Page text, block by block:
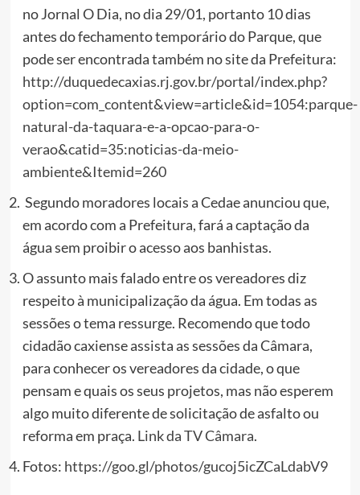
no Jornal O Dia, no dia 29/01, portanto 10 dias
antes do fechamento temporário do Parque, que
pode ser encontrada também no site da Prefeitura:
http://duquedecaxias.rj.gov.br/portal/index.php?
option=com_content&view=article&id=1054:parque-
natural-da-taquara-e-a-opcao-para-o-
verao&catid=35:noticias-da-meio-
ambiente&Itemid=260
Segundo moradores locais a Cedae anunciou que,
em acordo com a Prefeitura, fará a captação da
água sem proibir o acesso aos banhistas.
O assunto mais falado entre os vereadores diz
respeito à municipalização da água. Em todas as
sessões o tema ressurge. Recomendo que todo
cidadão caxiense assista as sessões da Câmara,
para conhecer os vereadores da cidade, o que
pensam e quais os seus projetos, mas não esperem
algo muito diferente de solicitação de asfalto ou
reforma em praça. Link da TV Câmara.
Fotos: https://goo.gl/photos/gucoj5icZCaLdabV9